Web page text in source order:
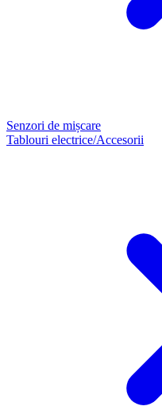
Senzori de mișcare
Tablouri electrice/Accesorii